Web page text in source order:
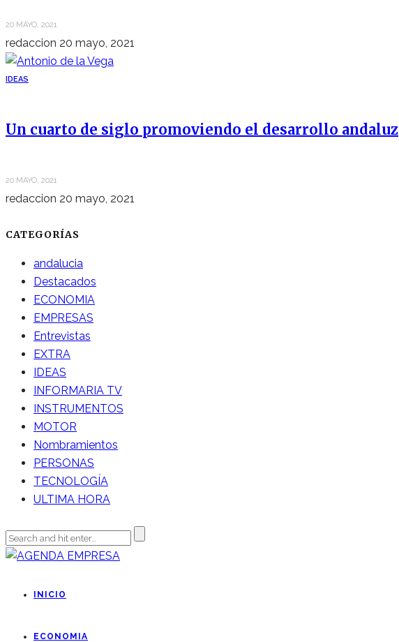
20 MAYO, 2021
redaccion 20 mayo, 2021
IDEAS
Un cuarto de siglo promoviendo el desarrollo andaluz
20 MAYO, 2021
redaccion 20 mayo, 2021
CATEGORÍAS
andalucia
Destacados
ECONOMIA
EMPRESAS
Entrevistas
EXTRA
IDEAS
INFORMARIA TV
INSTRUMENTOS
MOTOR
Nombramientos
PERSONAS
TECNOLOGÍA
ULTIMA HORA
INICIO
ECONOMIA